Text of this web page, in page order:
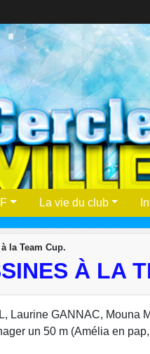
La vie du club
la Team Cup.
À LA
Laurine GANNAC,
un 50 m (Amélia en